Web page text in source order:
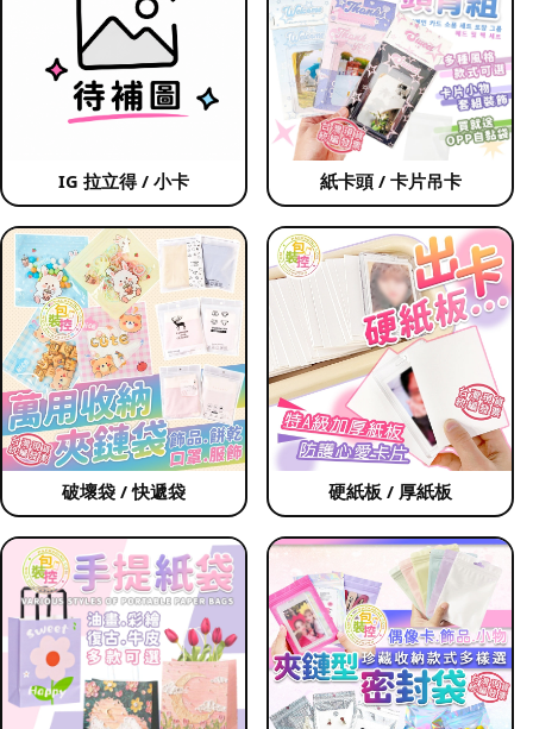
IG 拉立得 / 小卡 紙卡頭 / 卡片吊卡
破壞袋 / 快遞袋 硬紙板 / 厚紙板